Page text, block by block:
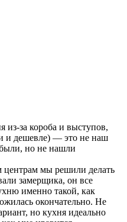
из-за короба и выступов,
и дешевле) — это не наш
но не нашли
центрам мы решили делать
замерщика, он все
именно такой, как
окончательно. Не
но кухня идеально